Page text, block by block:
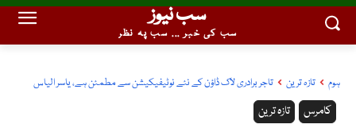
سب نیوز
سب کی خبر ... سب پہ نظر
ہوم تازہ ترین تاجر برادری لاک ڈاؤن کے نئے نوٹیفیکیشن سے مطمئن ہے، یاسر الیاس
تازہ ترین کامرس